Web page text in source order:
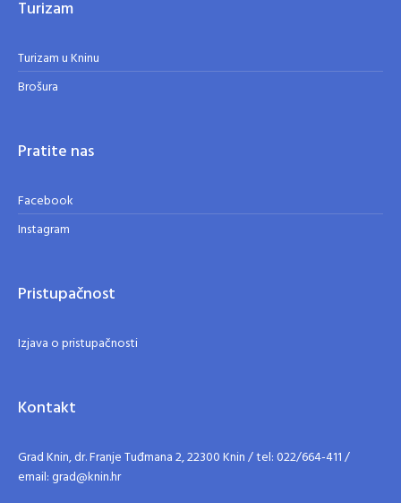
Turizam
Turizam u Kninu
Brošura
Pratite nas
Facebook
Instagram
Pristupačnost
Izjava o pristupačnosti
Kontakt
Grad Knin, dr. Franje Tuđmana 2, 22300 Knin / tel: 022/664-411 /
email: grad@knin.hr